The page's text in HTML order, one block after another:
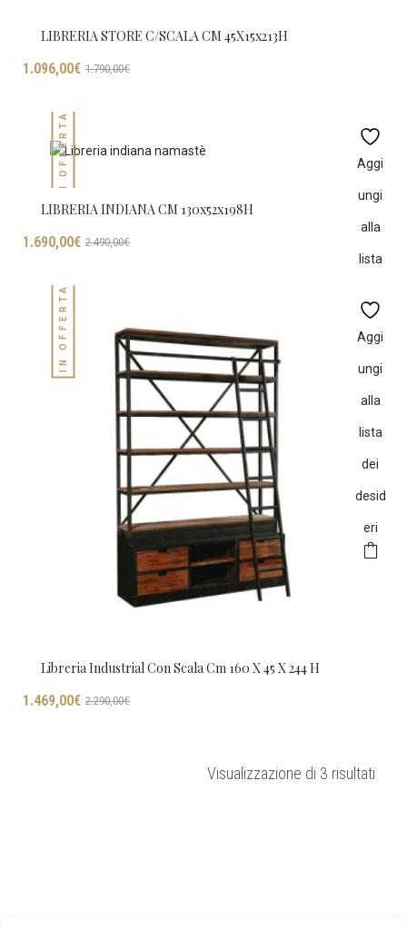
LIBRERIA STORE C/SCALA CM 45X15x213H
1.790,00€
Il
1.790,00€.
1.096,00€Il
1.096,00€.
IN OFFERTA! Aggi
ungi
alla
lista
desid
LIBRERIA INDIANA CM 130x52x198H
2.490,00€
Il
2.490,00€.
1.690,00€Il
IN OFFERTA! Aggi
ungi
alla
lista
dei
desid
eri
Libreria Industrial Con Scala Cm 160 X 45 X 244 H
2.290,00€
Il
1.469,00€Il
Visualizzazione di 3 risultati